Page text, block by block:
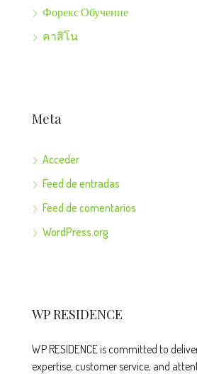
Форекс Обучение
คาสิโน
Meta
Acceder
Feed de entradas
Feed de comentarios
WordPress.org
WP RESIDENCE
WP RESIDENCE is committed to
expertise, customer service, and